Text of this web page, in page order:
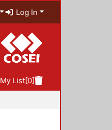
Log In
My List[0]